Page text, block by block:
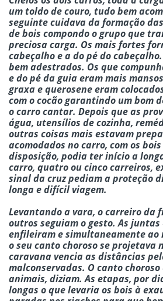
um toldo de couro, tudo bem
seguinte cuidava da formação
de bois compondo o grupo que
preciosa carga. Os mais fortes
cabeçalho e a do pé do
bem adestrados. Os que
e do pé da guia eram mais
graxa e querosene eram
com o cocão garantindo um bom
o carro cantar. Depois que as
água, utensílios de cozinha,
outras coisas mais estavam
acomodados no carro, com os
disposição, podia ter início a
carro, quatro ou cinco carreiros,
sinal da cruz pediam a proteção
longa e difícil viagem.
Levantando a vara, o carreiro da
outros seguiam o gesto. As juntas
enfileiram e simultaneamente ao
o seu canto choroso se projetava
caravana vencia as distâncias
malconservadas. O canto choroso
animais, diziam. As etapas, por
longas o que levaria os bois à